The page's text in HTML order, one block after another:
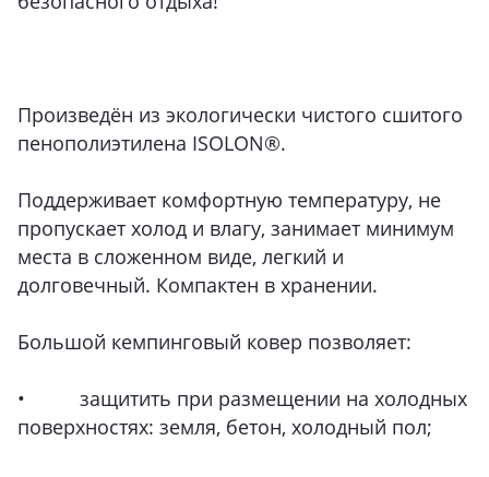
Произведён из экологически чистого сшитого
пенополиэтилена ISOLON®.
Поддерживает комфортную температуру, не
пропускает холод и влагу, занимает минимум
места в сложенном виде, легкий и
долговечный. Компактен в хранении.
Большой кемпинговый ковер позволяет:
• защитить при размещении на холодных
поверхностях: земля, бетон, холодный пол;